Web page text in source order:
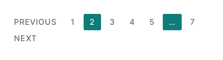
Posts
pagination
PREVIOUS 1 2 3 4 5 …
7
NEXT